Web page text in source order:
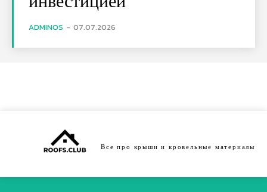
ADMINOS - 07.07.2026
Все про крыши и кровельные материалы